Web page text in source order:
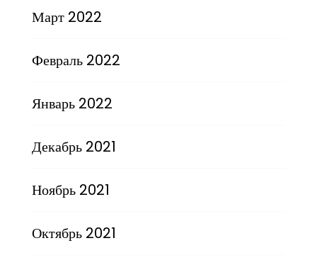
Март 2022
Февраль 2022
Январь 2022
Декабрь 2021
Ноябрь 2021
Октябрь 2021